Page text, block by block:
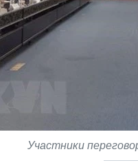
Участники